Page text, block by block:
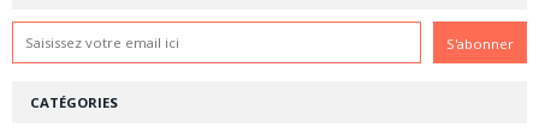
CATÉGORIES